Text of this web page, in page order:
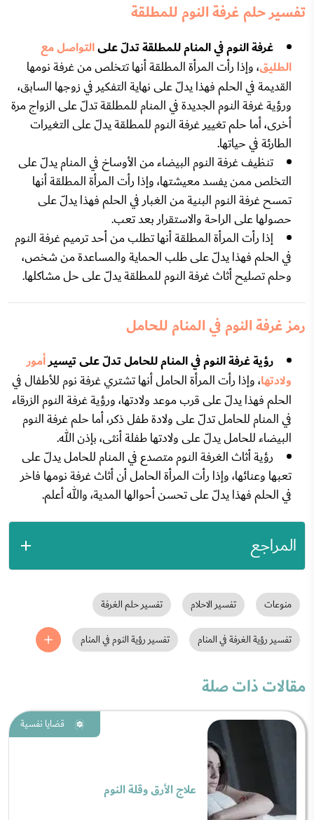
تفسير حلم غرفة النوم للمطلقة
غرفة النوم في المنام للمطلقة تدلّ علىالتواصل مع
الطليق، وإذا رأت المرأة المطلقة أنها تتخلص من غرفة نومها
القديمة في الحلم فهذا يدلّ على نهاية التفكير في زوجها السابق،
ورؤية غرفة النوم الجديدة في المنام للمطلقة تدلّ على الزواج مرة
أخرى، أما حلم تغيير غرفة النوم للمطلقة يدلّ على التغيرات
الطارئة في حياتها.
تنظيف غرفة النوم البيضاء من الأوساخ في المنام يدلّ على
التخلص ممن يفسد معيشتها، وإذا رأت المرأة المطلقة أنها
تمسح غرفة النوم البنية من الغبار في الحلم فهذا يدلّ على
حصولها على الراحة والاستقرار بعد تعب.
إذا رأت المرأة المطلقة أنها تطلب من أحد ترميم غرفة النوم
في الحلم فهذا يدلّ على طلب الحماية والمساعدة من شخص،
وحلم تصليح أثاث غرفة النوم للمطلقة يدلّ على حل مشاكلها.
رمز غرفة النوم في المنام للحامل
رؤية غرفة النوم في المنام للحامل تدلّ على تيسيرأمور
ولادتها، وإذا رأت المرأة الحامل أنها تشتري غرفة نوم للأطفال في
الحلم فهذا يدلّ على قرب موعد ولادتها، ورؤية غرفة النوم الزرقاء
في المنام للحامل تدلّ على ولادة طفل ذكر، أما حلم غرفة النوم
البيضاء للحامل يدلّ على ولادتها طفلة أنثى، بإذن الله.
رؤية أثاث الغرفة النوم متصدع في المنام للحامل يدلّ على
تعبها وعنائها، وإذا رأت المرأة الحامل أن أثاث غرفة نومها فاخر
في الحلم فهذا يدلّ على تحسن أحوالها المدية، والله أعلم.
المراجع
منوعات تفسير الاحلام تفسير حلم الغرفة
تفسير رؤية الغرفة في المنام تفسير رؤية النوم في المنام
مقالات ذات صلة
قضايا نفسية
علاج الأرق وقلة النوم